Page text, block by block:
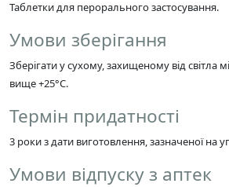
Таблетки для перорального застосування.
Умови зберігання
Зберігати у сухому, захищеному від світла
вище +25°C.
Термін придатності
3 роки з дати виготовлення, зазначеної на
Умови відпуску з аптек